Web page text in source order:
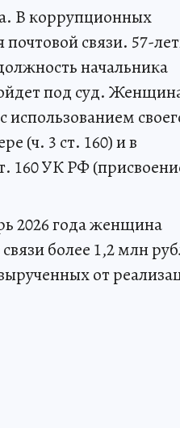
В коррупционных
связи. 57-
начальника
под суд.
использованием
(ч. 3 ст. 160) и в
160 УК РФ
2026 года женщина
более 1,2 млн
от